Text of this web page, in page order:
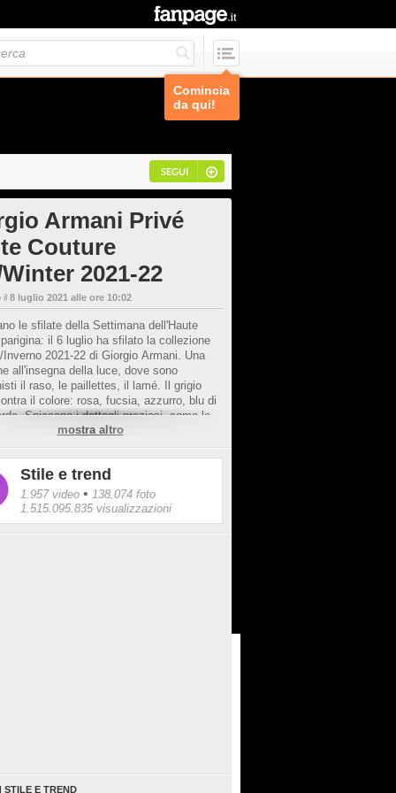
Comincia
da qui!
SEGUI
Armani Privé
Couture
2021-22
il 8 luglio 2021 alle ore 10:02
le sfilate della Settimana dell'Haute
il 6 luglio ha sfilato la collezione
Inverno 2021-22 di Giorgio Armani. Una
all'insegna della luce, dove sono
il raso, le paillettes, il lamé. Il grigio
il colore: rosa, fucsia, azzurro, blu di
Spiccano i dettagli preziosi, come le
le gonne vaporose: la donna di Armani
risplendere dopo la pandemia. La
"Shine" è stata presentata nei saloni
Italiana in rue de Varenne.
mostra altro
Stile e trend
1.957 video • 138.074 foto
1.515.095.835 visualizzazioni
STILE E TREND